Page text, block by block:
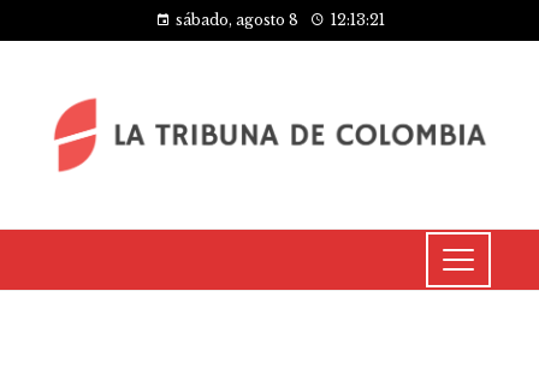
sábado, agosto 8 12:13:21